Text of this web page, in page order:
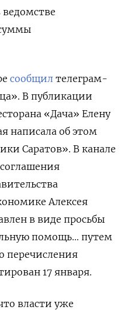
сообщил телеграм-
В публикации
«Дача» Елену
написала об этом
Саратов». В канале
Алексея
в виде просьбы
помощь… путем
перечисления
17 января.
власти уже